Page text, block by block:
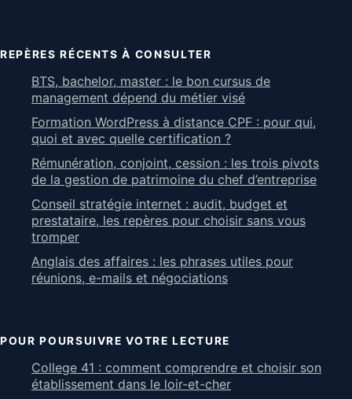
REPÈRES RÉCENTS À CONSULTER
BTS, bachelor, master : le bon cursus de
management dépend du métier visé
Formation WordPress à distance CPF : pour qui,
quoi et avec quelle certification ?
Rémunération, conjoint, cession : les trois pivots
de la gestion de patrimoine du chef d’entreprise
Conseil stratégie internet : audit, budget et
prestataire, les repères pour choisir sans vous
tromper
Anglais des affaires : les phrases utiles pour
réunions, e-mails et négociations
POUR POURSUIVRE VOTRE LECTURE
College 41 : comment comprendre et choisir son
établissement dans le loir-et-cher